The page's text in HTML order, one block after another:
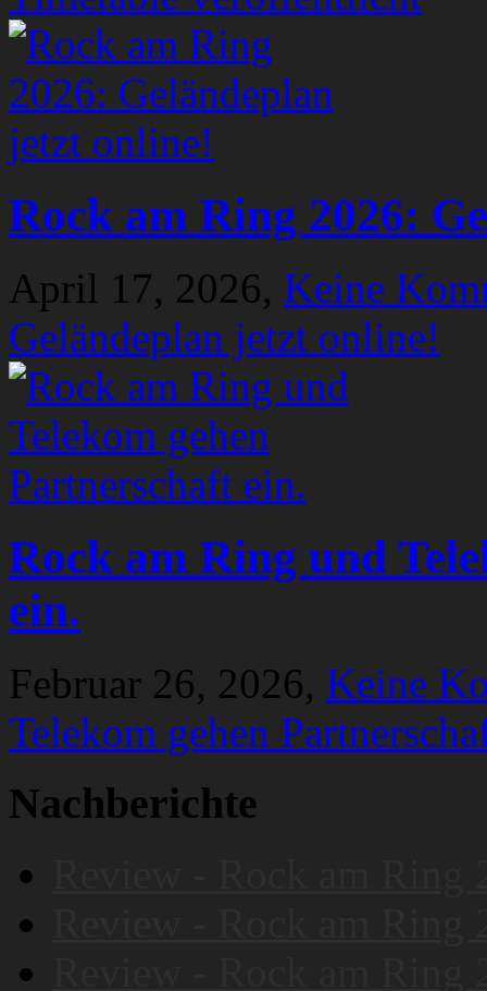
Rock am Ring 2026:
April 17, 2026, Keine
Geländeplan jetzt online!
Rock am Ring und
ein.
Februar 26, 2026, Keine
Telekom gehen
Nachberichte